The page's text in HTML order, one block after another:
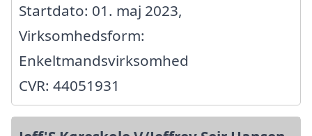
Startdato: 01. maj 2023,
Virksomhedsform:
Enkeltmandsvirksomhed
CVR: 44051931